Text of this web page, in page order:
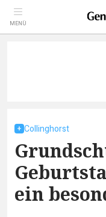
MENÜ
Collinghorst
ein